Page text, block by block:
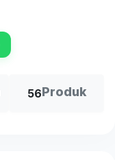
56Produk